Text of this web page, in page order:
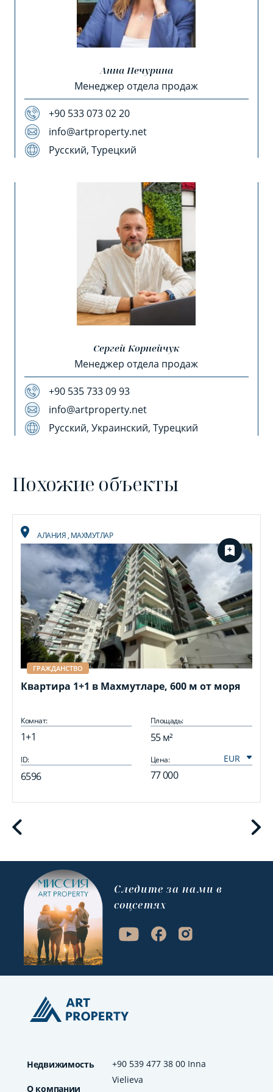
Анна Печурина
Менеджер отдела продаж
+90 533 073 02 20
info@artproperty.net
Русский, Турецкий
Сергей Корнейчук
Менеджер отдела продаж
+90 535 733 09 93
info@artproperty.net
Русский, Украинский, Турецкий
Похожие объекты
АЛАНИЯ, МАХМУТЛАР
ГРАЖДАНСТВО
Квартира 1+1 в Махмутларе, 600 м от моря
Комнат:
1+1
Площадь:
55 м²
ID:
6596
Цена:
77 000
+90 539 477 38 00 Inna
Vielieva
Недвижимость
О компании
Cледите за нами в
соцсетях